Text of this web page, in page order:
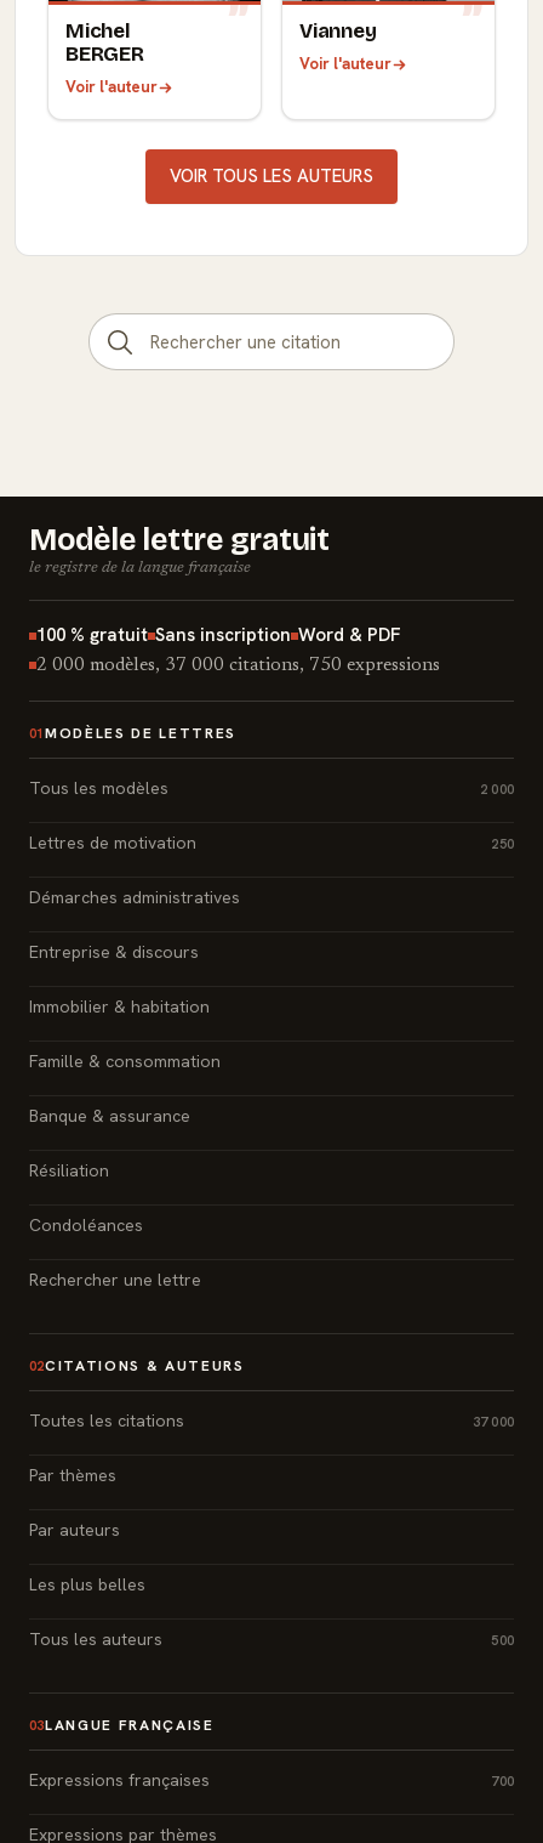
Michel
BERGER
Voir l'auteur
Vianney
Voir l'auteur
VOIR TOUS LES AUTEURS
Modèle lettre gratuit
le registre de la langue française
100 % gratuit Sans inscription Word & PDF
2 000 modèles, 37 000 citations, 750 expressions
01 MODÈLES DE LETTRES
Tous les modèles 2 000
Lettres de motivation 250
Démarches administratives
Entreprise & discours
Immobilier & habitation
Famille & consommation
Banque & assurance
Résiliation
Condoléances
Rechercher une lettre
02CITATIONS & AUTEURS
Toutes les citations 37 000
Par thèmes
Par auteurs
Les plus belles
Tous les auteurs 500
03LANGUE FRANÇAISE
Expressions françaises 700
Expressions par thèmes